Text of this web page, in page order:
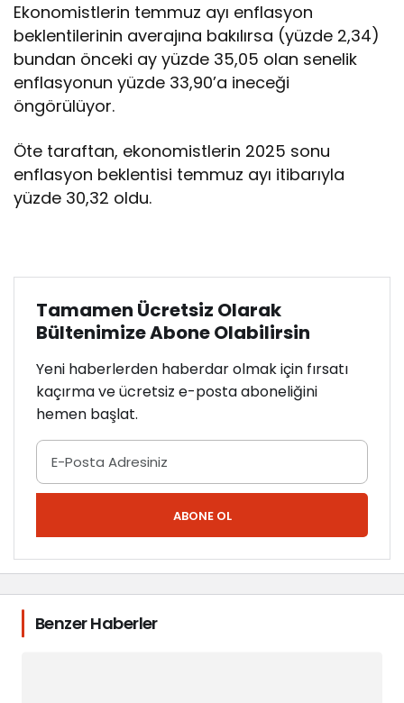
Ekonomistlerin temmuz ayı enflasyon
beklentilerinin averajına bakılırsa (yüzde 2,34)
bundan önceki ay yüzde 35,05 olan senelik
enflasyonun yüzde 33,90’a ineceği
öngörülüyor.
Öte taraftan, ekonomistlerin 2025 sonu
enflasyon beklentisi temmuz ayı itibarıyla
yüzde 30,32 oldu.
Tamamen Ücretsiz Olarak
Bültenimize Abone Olabilirsin
Yeni haberlerden haberdar olmak için fırsatı
kaçırma ve ücretsiz e-posta aboneliğini
hemen başlat.
ABONE OL
Benzer Haberler